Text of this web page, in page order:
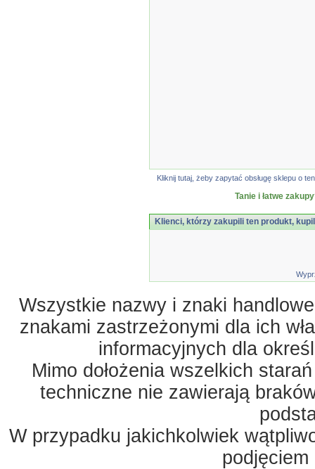
Kliknij tutaj, żeby zapytać obsługę sklepu o
Tanie i łatwe
Klienci, którzy zakupili ten produkt,
Wszystkie nazwy i znaki
znakami zastrzeżonymi dla ich
informacyjnych dla
Mimo dołożenia wszelkich
techniczne nie zawierają
W przypadku jakichkolwiek